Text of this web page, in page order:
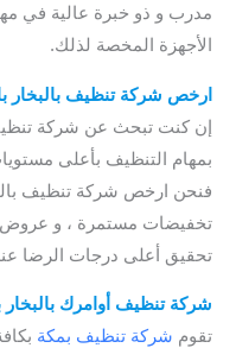
مدرب و ذو خبرة عالية في
الأجهزة المخصة لذلك.
ارخص شركة تنظيف بالبخار
إن كنت تبحث عن شركة
بمهام التنظيف بأعلى
فنحن ارخص شركة تنظيف
تخفيضات مستمرة ، و عروض
تحقيق أعلى درجات الرضا عند
شركة تنظيف أوامرك بالبخار
تقوم شركة تنظيف بمكة